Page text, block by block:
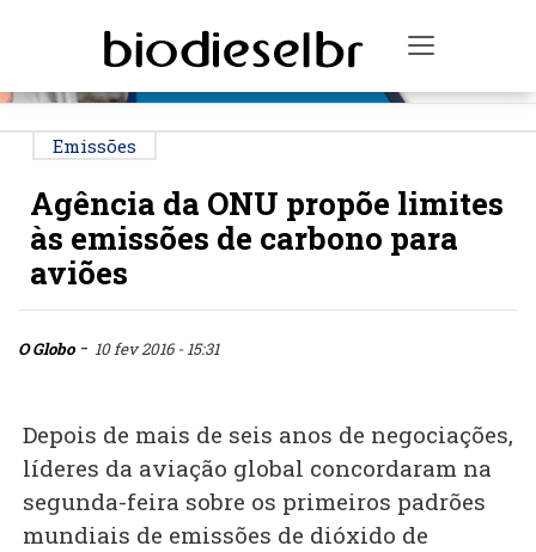
Toggle
Emissões
Agência da ONU propõe limites
às emissões de carbono para
aviões
O Globo- 10 fev 2016 - 15:31
Depois de mais de seis anos de negociações,
líderes da aviação global concordaram na
segunda-feira sobre os primeiros padrões
mundiais de emissões de dióxido de